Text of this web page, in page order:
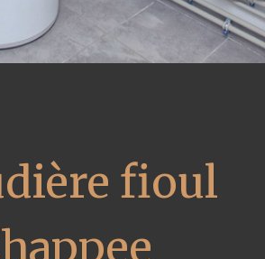
fioul